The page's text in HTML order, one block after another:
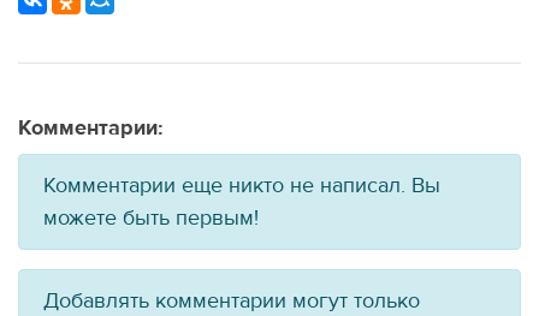
Комментарии:
Комментарии еще никто не написал. Вы
можете быть первым!
Добавлять комментарии могут только